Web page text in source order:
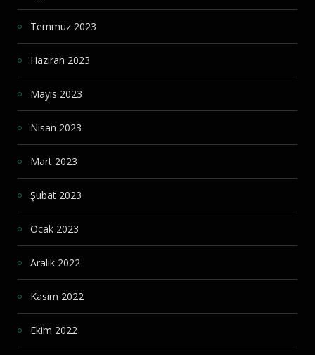
Temmuz 2023
Haziran 2023
Mayıs 2023
Nisan 2023
Mart 2023
Şubat 2023
Ocak 2023
Aralık 2022
Kasım 2022
Ekim 2022